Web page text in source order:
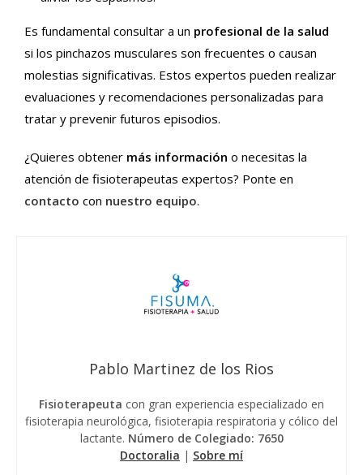
Es fundamental consultar a un profesional de la salud
si los pinchazos musculares son frecuentes o causan
molestias significativas. Estos expertos pueden realizar
evaluaciones y recomendaciones personalizadas para
tratar y prevenir futuros episodios.
¿Quieres obtener más información o necesitas la
atención de fisioterapeutas expertos? Ponte en
contacto con nuestro equipo.
Pablo Martinez de los Rios
Fisioterapeuta con gran experiencia especializado en
fisioterapia neurológica, fisioterapia respiratoria y cólico del
lactante. Número de Colegiado: 7650
Doctoralia | Sobre mí